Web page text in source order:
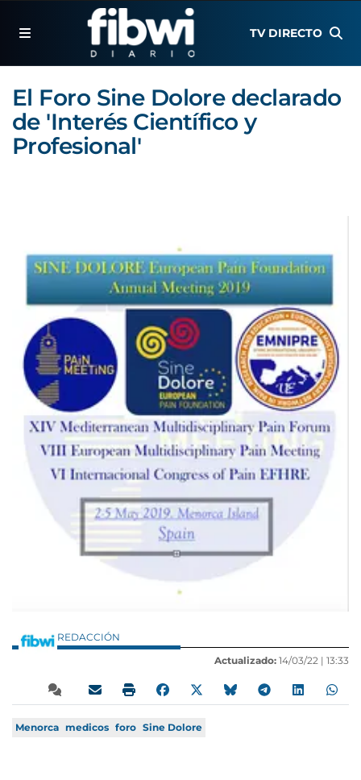
TV DIRECTO
El Foro Sine Dolore declarado
de 'Interés Científico y
Profesional'
REDACCIÓN
Actualizado: 14/03/22 | 13:33
Menorca medicos foro Sine Dolore